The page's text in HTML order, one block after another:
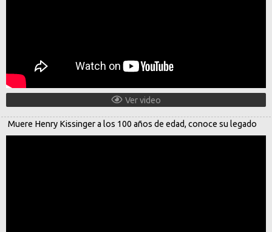
Ver video
Muere Henry Kissinger a los 100 años de edad, conoce su legado